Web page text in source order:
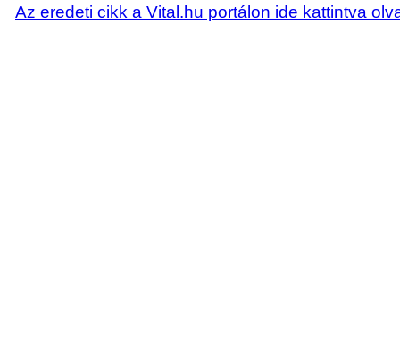
Az eredeti cikk a Vital.hu portálon ide kattintva